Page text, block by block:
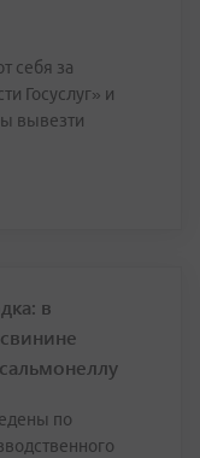
себя за
Госуслуг» и
вывезти
в
по